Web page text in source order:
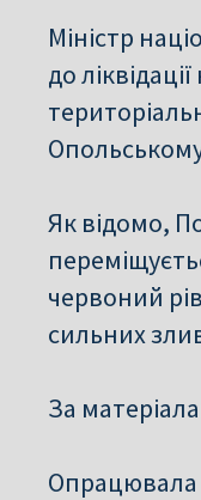
Міністр
до
Як відомо,
червоний
сильних
За
Опрацювала